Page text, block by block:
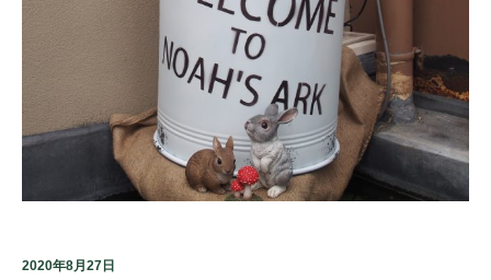
2020年8月27日